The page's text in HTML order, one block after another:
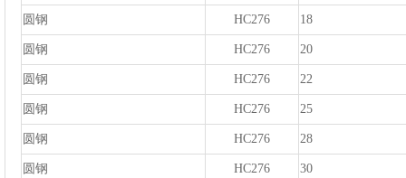
圆钢 HC276 18
圆钢 HC276 20
圆钢 HC276 22
圆钢 HC276 25
圆钢 HC276 28
圆钢 HC276 30